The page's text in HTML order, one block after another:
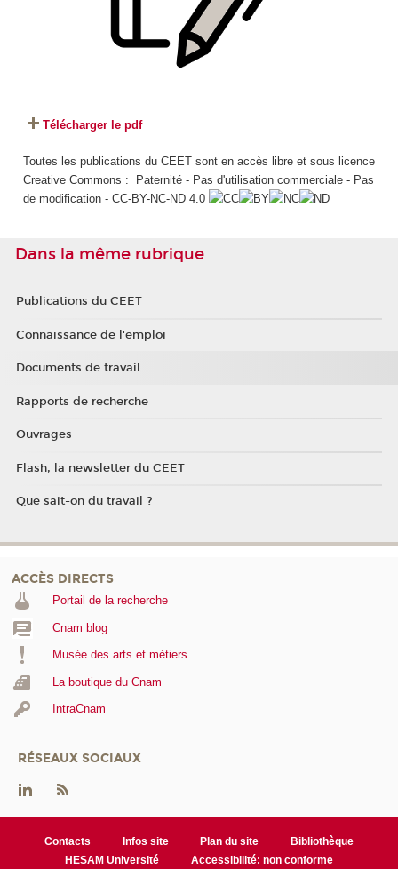
Télécharger le pdf
Toutes les publications du CEET sont en accès libre et sous licence
Creative Commons : Paternité - Pas d'utilisation commerciale - Pas
de modification - CC-BY-NC-ND 4.0
Dans la même rubrique
Publications du CEET
Connaissance de l'emploi
Documents de travail
Rapports de recherche
Ouvrages
Flash, la newsletter du CEET
Que sait-on du travail ?
ACCÈS DIRECTS
Portail de la recherche
Cnam blog
Musée des arts et métiers
La boutique du Cnam
IntraCnam
RÉSEAUX SOCIAUX
Contacts Infos site Plan du site
Bibliothèque
HESAM Université
Accessibilité: non conforme